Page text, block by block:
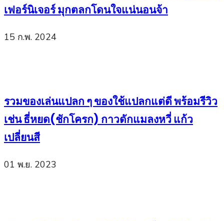
เฟอร์นิเจอร์ มุกตลกโดนใจแน่นอนจ้า
15 ก.พ. 2024
รวมของเล่นแปลก ๆ ของใช้แปลกแต่ดี พร้อมรีวิว
เช่น ธี่หยด(ชักโครก) กาวดักแมลงหวี่ แก้ว
เปลี่ยนสี
01 พ.ย. 2023